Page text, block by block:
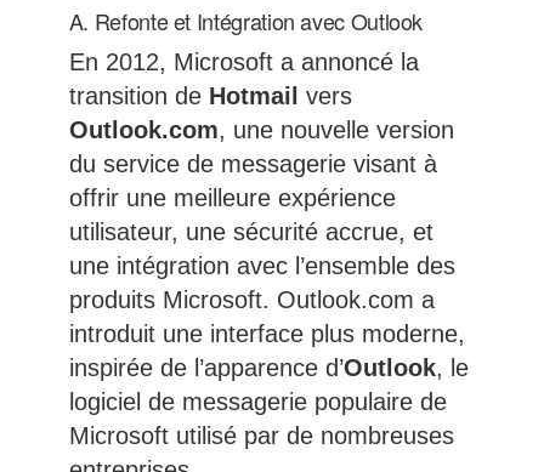
A. Refonte et Intégration avec Outlook
En 2012, Microsoft a annoncé la
transition de Hotmail vers
Outlook.com, une nouvelle version
du service de messagerie visant à
offrir une meilleure expérience
utilisateur, une sécurité accrue, et
une intégration avec l’ensemble des
produits Microsoft. Outlook.com a
introduit une interface plus moderne,
inspirée de l’apparence d’Outlook, le
logiciel de messagerie populaire de
Microsoft utilisé par de nombreuses